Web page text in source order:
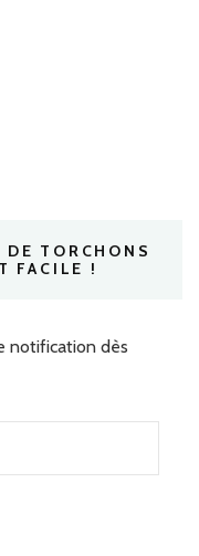
TORCHONS
FACILE !
notification dès